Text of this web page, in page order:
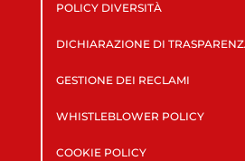
POLICY DIVERSITÀ
DICHIARAZIONE DI
GESTIONE DEI RECLAMI
WHISTLEBLOWER POLICY
COOKIE POLICY